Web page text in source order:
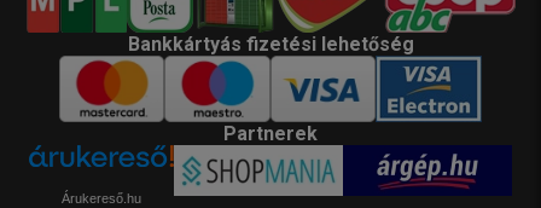
Bankkártyás fizetési lehetőség
Partnerek
Árukereső.hu